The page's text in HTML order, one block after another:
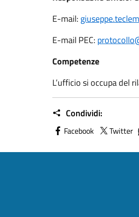
E-mail:
E-mail PEC:
Competenze
L’ufficio si occupa del
Condividi:
Facebook Twitter